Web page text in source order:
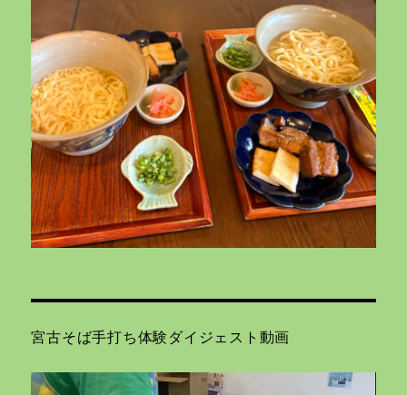
宮古そば手打ち体験ダイジェスト動画
動